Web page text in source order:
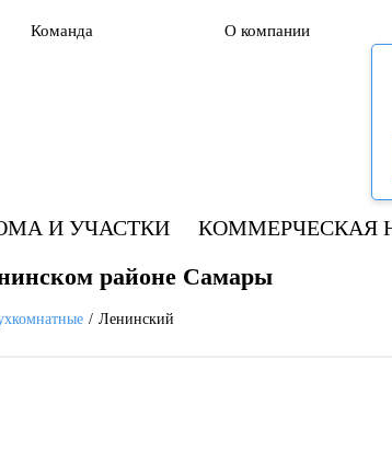
Команда О компании
И УЧАСТКИ КОММЕРЧЕСКАЯ
районе Самары
Ленинский